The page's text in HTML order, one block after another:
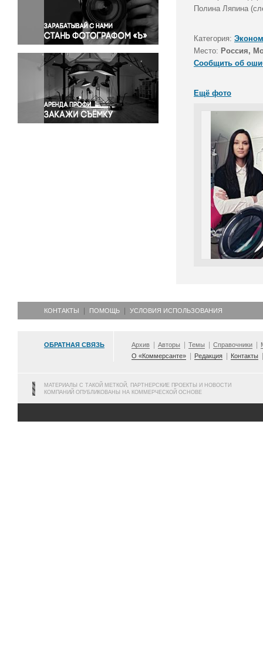
Правосудие
Происшествия и конфликты
Религия
Светская жизнь
Спорт
Экология
Экономика и бизнес
Полина Ляпина
Категория:
Место: Россия,
Сообщить об
Ещё фото
КОНТАКТЫ ПОМОЩЬ УСЛОВИЯ ИСПОЛЬЗОВАНИЯ
ОБРАТНАЯ СВЯЗЬ Архив Авторы Темы Справочники
О «Коммерсанте»
Редакция Контакты
МАТЕРИАЛЫ С ТАКОЙ МЕТКОЙ, ПАРТНЕРСКИЕ ПРОЕКТЫ И НОВОСТИ
КОМПАНИЙ ОПУБЛИКОВАНЫ НА КОММЕРЧЕСКОЙ ОСНОВЕ